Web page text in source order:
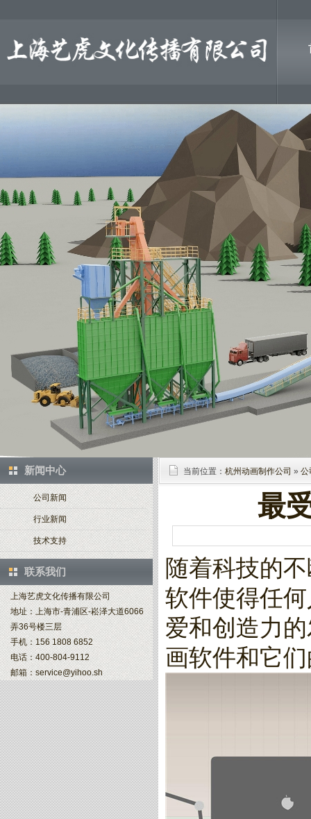
新闻中心
公司新闻
行业新闻
技术支持
联系我们
上海艺虎文化传播有限公司
地址：上海市-青浦区-崧泽大道6066
弄36号楼三层
手机：156 1808 6852
电话：400-804-9112
邮箱：service@yihoo.sh
当前位置： 杭州动画制作公司 » 公
最
随着科技的
软件使得任
爱和创造力
画软件和它